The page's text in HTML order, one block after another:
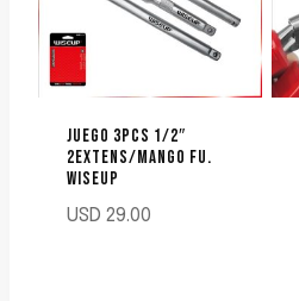
JUEGO 3PCS 1/2″
2EXTENS/MANGO FU.
WISEUP
USD 29.00